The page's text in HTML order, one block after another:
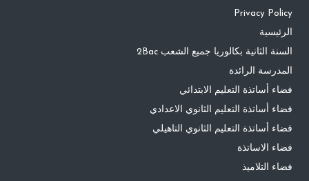
Privacy Policy
الرئيسية
السنة الثانية بكالوريا جميع الشعب 2Bac
المدرسة الرائدة
فضاء أساتذة التعليم الابتدائي
فضاء أساتذة التعليم الثانوي الاعدادي
فضاء أساتذة التعليم الثانوي التاهيلي
فضاء الاساتذة
فضاء التلاميذ